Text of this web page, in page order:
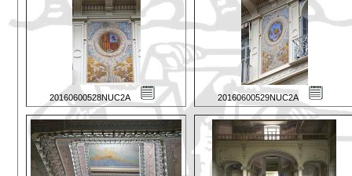
20160600528NUC2A 20160600529NUC2A